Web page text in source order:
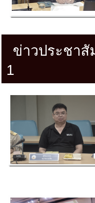
Menu
ข่าวประชา
1